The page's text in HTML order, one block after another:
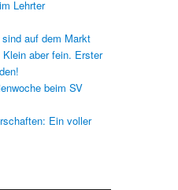
Lehrter
auf dem Markt
aber fein. Erster
beim SV
Ein voller